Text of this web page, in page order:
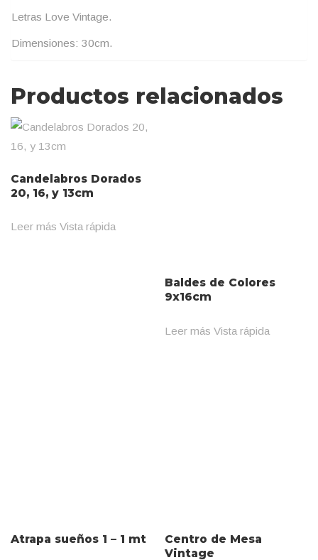
Letras Love Vintage.
Dimensiones: 30cm.
Productos relacionados
Candelabros Dorados
20, 16, y 13cm
Leer más Vista rápida
Baldes de Colores
9x16cm
Leer más Vista rápida
Atrapa sueños 1 – 1 mt
Centro de Mesa
Vintage